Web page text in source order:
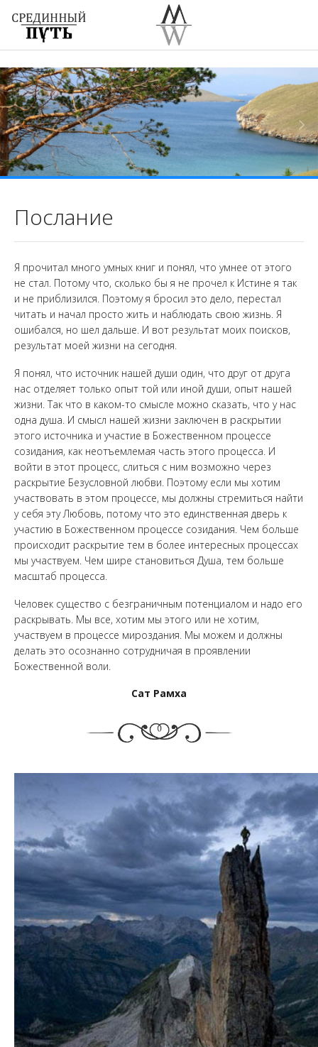
Послание
Я прочитал много умных книг и понял, что умнее от этого
не стал. Потому что, сколько бы я не прочел к Истине я так
и не приблизился. Поэтому я бросил это дело, перестал
читать и начал просто жить и наблюдать свою жизнь. Я
ошибался, но шел дальше. И вот результат моих поисков,
результат моей жизни на сегодня.
Я понял, что источник нашей души один, что друг от друга
нас отделяет только опыт той или иной души, опыт нашей
жизни. Так что в каком-то смысле можно сказать, что у нас
одна душа. И смысл нашей жизни заключен в раскрытии
этого источника и участие в Божественном процессе
созидания, как неотъемлемая часть этого процесса. И
войти в этот процесс, слиться с ним возможно через
раскрытие Безусловной любви. Поэтому если мы хотим
участвовать в этом процессе, мы должны стремиться найти
у себя эту Любовь, потому что это единственная дверь к
участию в Божественном процессе созидания. Чем больше
происходит раскрытие тем в более интересных процессах
мы участвуем. Чем шире становиться Душа, тем больше
масштаб процесса.
Человек существо с безграничным потенциалом и надо его
раскрывать. Мы все, хотим мы этого или не хотим,
участвуем в процессе мироздания. Мы можем и должны
делать это осознанно сотрудничая в проявлении
Божественной воли.
Сат Рамха